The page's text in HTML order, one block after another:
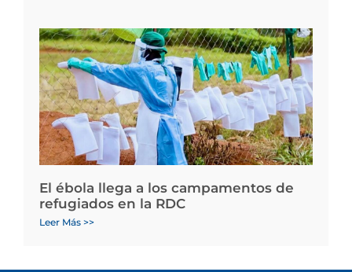
El ébola llega a los campamentos de
refugiados en la RDC
Leer Más >>